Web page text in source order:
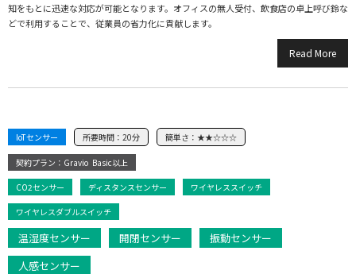
知をもとに迅速な対応が可能となります。オフィスの無人受付、飲食店の卓上呼び鈴な
どで利用することで、従業員の省力化に貢献します。
Read More
IoTセンサー 所要時間： 20分 簡単さ： ★★☆☆☆
契約プラン：Gravio Basic以上
CO2センサー ディスタンスセンサー ワイヤレススイッチ
ワイヤレスダブルスイッチ
温湿度センサー 開閉センサー
振動センサー
人感センサー